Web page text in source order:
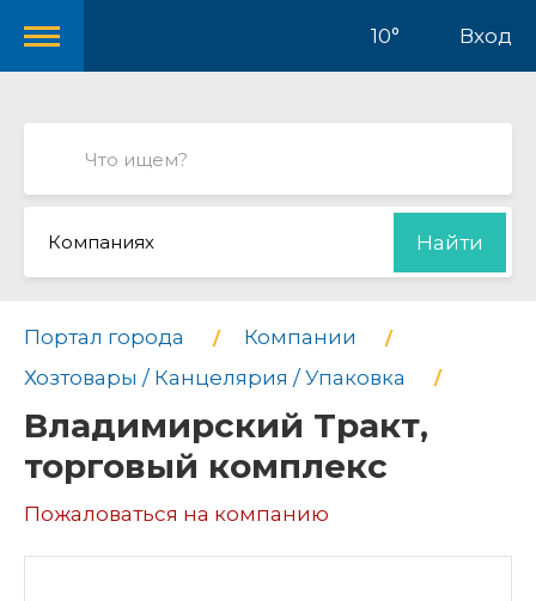
10° Вход
Компаниях Найти
Портал города
Компании
Хозтовары / Канцелярия / Упаковка
Владимирский Тракт,
торговый комплекс
Пожаловаться на компанию